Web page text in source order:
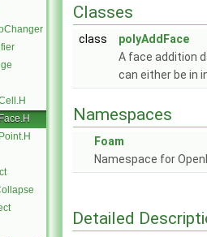
Classes
class
polyAddFace
A face addition
can either be in
Namespaces
Foam
Namespace for
Detailed